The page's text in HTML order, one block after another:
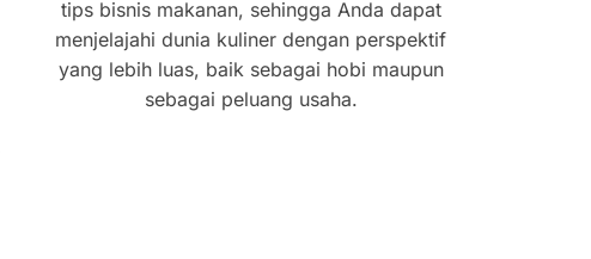
tips bisnis makanan, sehingga Anda dapat
menjelajahi dunia kuliner dengan perspektif
yang lebih luas, baik sebagai hobi maupun
sebagai peluang usaha.